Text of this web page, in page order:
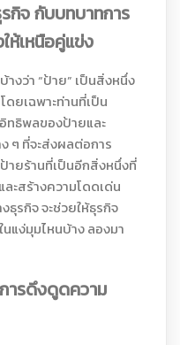
จ กับบทบาทการ
ห้เหนือคู่แข่ง
งว่า “ป้าย” เป็นสิ่งหนึ่ง
ยเฉพาะท่านที่เป็น
ทธิพลของป้ายและ
ๆ ที่จะส่งผลต่อการ
ายร้านที่เป็นอีกสิ่งหนึ่งที่
ะสร้างความโดดเด่น
รกิจ จะช่วยให้ธุรกิจ
แง่มุมไหนบ้าง ลองมา
ารดึงดูดความ